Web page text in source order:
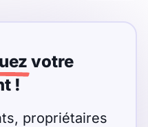
votre
!
propriétaires